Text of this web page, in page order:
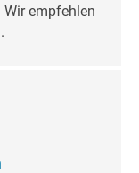
Wir empfehlen